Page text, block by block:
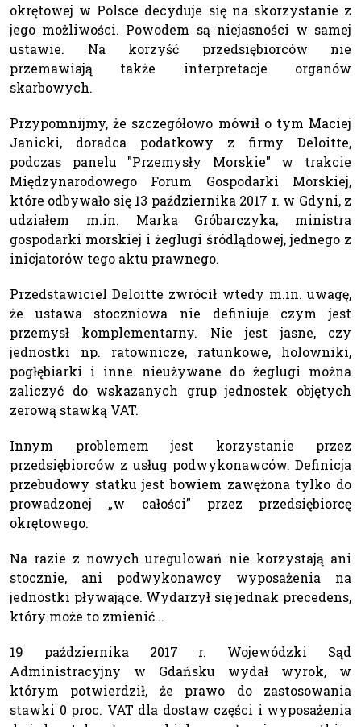
okrętowej w Polsce decyduje się na skorzystanie z
jego możliwości. Powodem są niejasności w samej
ustawie. Na korzyść przedsiębiorców nie
przemawiają także interpretacje organów
skarbowych.
Przypomnijmy, że szczegółowo mówił o tym Maciej
Janicki, doradca podatkowy z firmy Deloitte,
podczas panelu "Przemysły Morskie" w trakcie
Międzynarodowego Forum Gospodarki Morskiej,
które odbywało się 13 października 2017 r. w Gdyni, z
udziałem m.in. Marka Gróbarczyka, ministra
gospodarki morskiej i żeglugi śródlądowej, jednego z
inicjatorów tego aktu prawnego.
Przedstawiciel Deloitte zwrócił wtedy m.in. uwagę,
że ustawa stoczniowa nie definiuje czym jest
przemysł komplementarny. Nie jest jasne, czy
jednostki np. ratownicze, ratunkowe, holowniki,
pogłębiarki i inne nieużywane do żeglugi można
zaliczyć do wskazanych grup jednostek objętych
zerową stawką VAT.
Innym problemem jest korzystanie przez
przedsiębiorców z usług podwykonawców. Definicja
przebudowy statku jest bowiem zawężona tylko do
prowadzonej „w całości” przez przedsiębiorcę
okrętowego.
Na razie z nowych uregulowań nie korzystają ani
stocznie, ani podwykonawcy wyposażenia na
jednostki pływające. Wydarzył się jednak precedens,
który może to zmienić...
19 października 2017 r. Wojewódzki Sąd
Administracyjny w Gdańsku wydał wyrok, w
którym potwierdził, że prawo do zastosowania
stawki 0 proc. VAT dla dostaw części i wyposażenia